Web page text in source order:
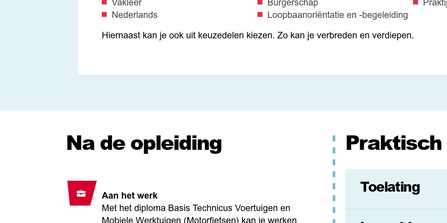
Vakleer
Nederlands
Burgerschap
Loopbaanoriëntatie en -begeleiding
Hiernaast kan je ook uit keuzedelen kiezen. Zo kan je verbreden en verdiepen.
Na de opleiding
Aan het werk
Met het diploma Basis Technicus Voertuigen en
Praktisch
Toelating